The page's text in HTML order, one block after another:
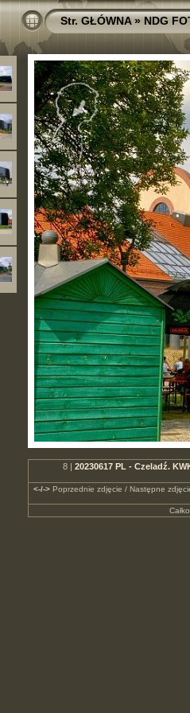
Str. GŁÓWNA»NDG
8 | 20230617 PL - Czeladź.
<-/->Poprzednie zdjęcie / Następne